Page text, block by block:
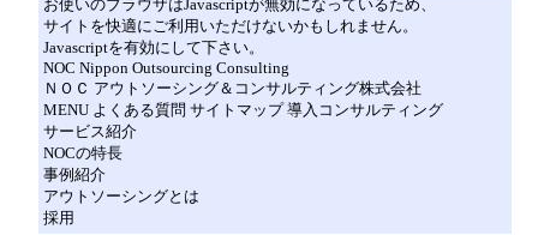
お使いのブラウザはJavascriptが無効になっているため、
サイトを快適にご利用いただけないかもしれません。
Javascriptを有効にして下さい。
NOC Nippon Outsourcing Consulting
ＮＯＣ アウトソーシング＆コンサルティング株式会社
MENU よくある質問 サイトマップ 導入コンサルティング
サービス紹介
NOCの特長
事例紹介
アウトソーシングとは
採用